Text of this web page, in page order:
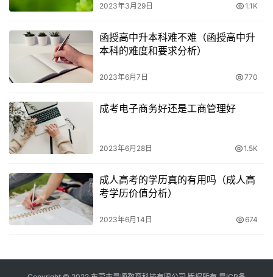
2023年3月29日 1.1K
函授高中升本科难不难（函授高中升
本科的难度和要求分析）
2023年6月7日 770
成考电子商务好还是工商管理好
2023年6月28日 1.5K
成人高考的学历真的有用吗（成人高
考学历价值分析）
2023年6月14日 674